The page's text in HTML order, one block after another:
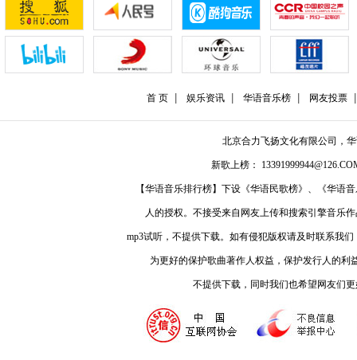
首 页 娱乐资讯 华语音乐榜 网友投票
北京合力飞扬文化有限公司，
新歌上榜：
【华语音乐排行榜】下设《华语民歌榜》、《华语
人的授权。不接受来自网友上传和搜索引擎音乐
mp3试听，不提供下载。如有侵犯版权请及时联系我
为更好的保护歌曲著作人权益，保护发行人的
不提供下载，同时我们也希望网友们